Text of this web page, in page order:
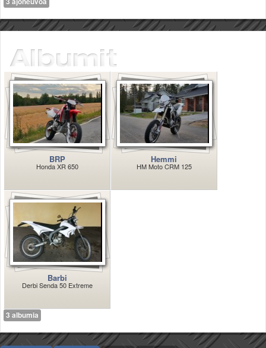
Valitse paikkakunta
Helsingin sää
Tampereen sää
Turun sää
Oulun sää
Kuopion sää
Rovaniemen sää
MUUT
VIP-jäsenyys
Paidat ja vaatteet
Suunnittele oma paita
Mainostus
Kevytversio
BRP
Honda XR 650
Hemmi
HM Moto CRM 125
Barbi
Derbi Senda 50 Extreme
3 albumia